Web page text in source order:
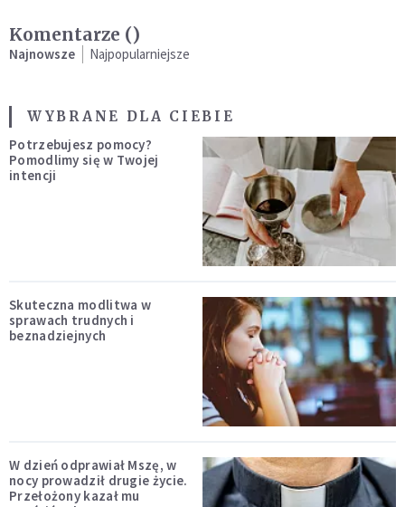
Komentarze ()
Najnowsze Najpopularniejsze
WYBRANE DLA CIEBIE
Potrzebujesz pomocy?
Pomodlimy się w Twojej
intencji
Skuteczna modlitwa w
sprawach trudnych i
beznadziejnych
W dzień odprawiał Mszę, w
nocy prowadził drugie życie.
Przełożony kazał mu